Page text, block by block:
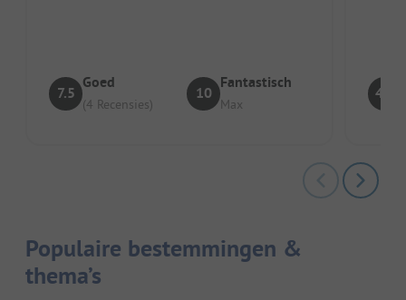
7.5
Goed
(4 Recensies)
10
Fantastisch
Max
4.3
Populaire bestemmingen &
thema’s